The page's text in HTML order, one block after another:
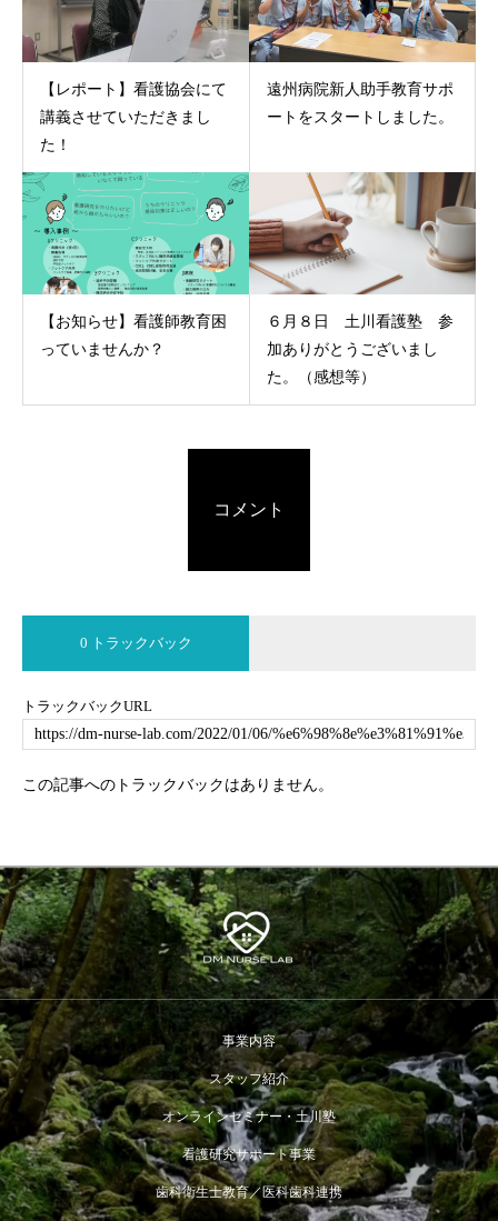
【レポート】看護協会にて
講義させていただきまし
た！
遠州病院新人助手教育サポ
ートをスタートしました。
【お知らせ】看護師教育困
っていませんか？
６月８日 土川看護塾 参
加ありがとうございまし
た。（感想等）
コメント
0 トラックバック
トラックバックURL
この記事へのトラックバックはありません。
事業内容
スタッフ紹介
オンラインセミナー・土川塾
看護研究サポート事業
歯科衛生士教育／医科歯科連携